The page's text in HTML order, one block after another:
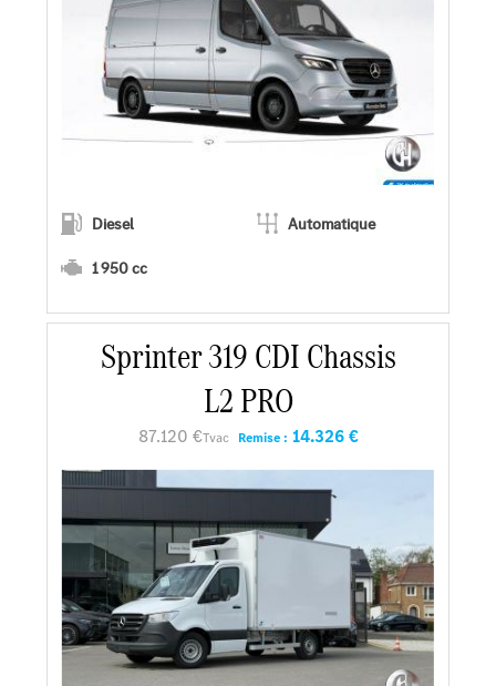
Diesel
Automatique
1 950 cc
En savoir plus
Faire un essai
Demander une offre
Sprinter 319 CDI Chassis
L2 PRO
87.120 €Tvac Remise : 14.326 €